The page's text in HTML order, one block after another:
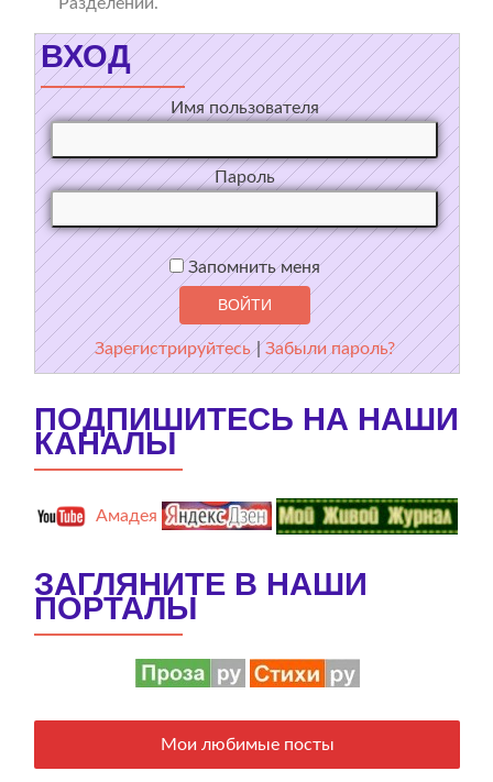
ВХОД
Имя пользователя
Пароль
Запомнить меня
Зарегистрируйтесь |Забыли пароль?
ПОДПИШИТЕСЬ НА НАШИ
КАНАЛЫ
Амадея
ЗАГЛЯНИТЕ В НАШИ
ПОРТАЛЫ
Мои любимые посты